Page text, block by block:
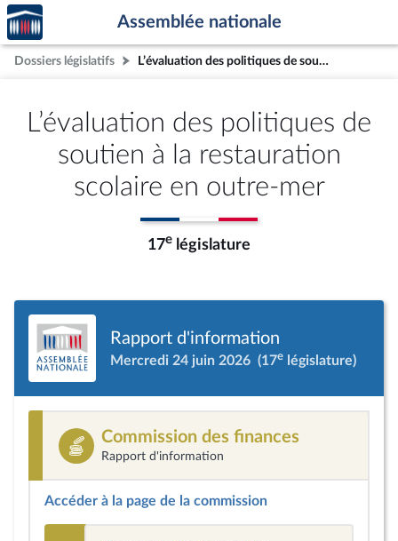
Aller au contenu
Aller en bas de la page
Accèder
à la
page
d'accueil
Assemblée nationale
Dossiers législatifs L’évaluation des politiques de soutien à la restauration scolaire en outre-mer
L’évaluation des politiques de
soutien à la restauration
scolaire en outre-mer
17e législature
Rapport d'information
Mercredi 24 juin 2026 (17e législature)
Commission des finances
Rapport d'information
Accéder à la page de la commission